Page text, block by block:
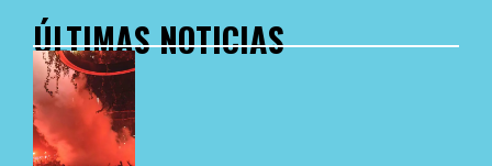
ÚLTIMAS NOTICIAS